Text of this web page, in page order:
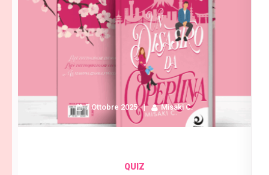
7 Ottobre 2025 Misaki C.
QUIZ